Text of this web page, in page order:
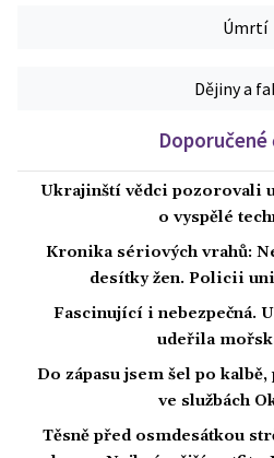
Úmrtí
Dějiny a
Doporučené
Ukrajinští vědci pozorovali
o vyspělé
Kronika sériových vrahů:
desítky žen. Policii
Fascinující i nebezpečná.
udeřila
Do zápasu jsem šel po
ve službách
Těsně před osmdesátkou